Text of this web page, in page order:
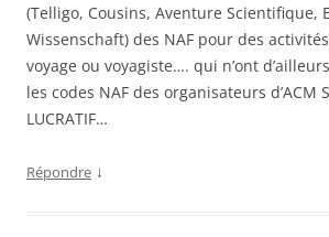
(Telligo, Cousins, Aventure Scientifique,
Wissenschaft) des NAF pour des activités
voyage ou voyagiste…. qui n’ont
les codes NAF des organisateurs d’ACM
LUCRATIF…
Répondre ↓